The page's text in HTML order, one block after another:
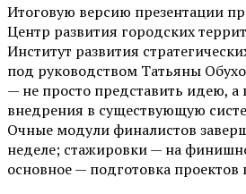
Итоговую версию презентации
Центр развития городских
Институт развития
под руководством Татьяны
— не просто представить идею, а
внедрения в существующую
Очные модули финалистов
неделе; стажировки — на
основное — подготовка проектов